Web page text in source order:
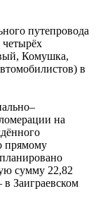
путепровода
Комушка,
в
на
прямому
сумму 22,82
Заиграевском